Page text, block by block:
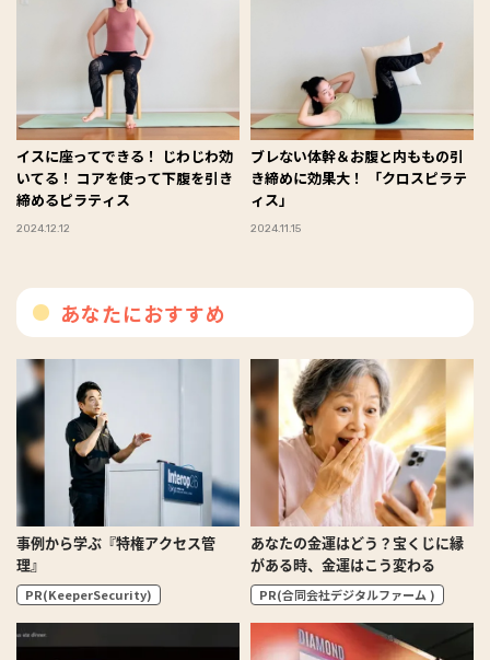
イスに座ってできる！ じわじわ効
いてる！ コアを使って下腹を引き
締めるピラティス
2024.12.12
ブレない体幹＆お腹と内ももの引
き締めに効果大！ 「クロスピラテ
ィス」
2024.11.15
あなたにおすすめ
事例から学ぶ『特権アクセス管
理』
PR(KeeperSecurity)
あなたの金運はどう？宝くじに縁
がある時、金運はこう変わる
PR(合同会社デジタルファーム )